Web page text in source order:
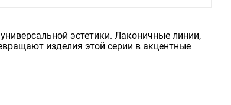
эстетики. Лаконичные линии,
изделия этой серии в акцентные